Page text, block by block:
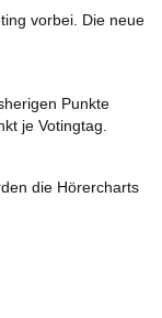
vorbei. Die neue
Punkte
je Votingtag.
die Hörercharts